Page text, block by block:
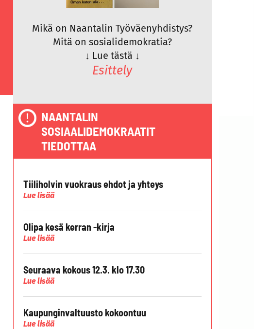
Mikä on Naantalin Työväenyhdistys?
Mitä on sosialidemokratia?
↓ Lue tästä ↓
Esittely
NAANTALIN
SOSIAALIDEMOKRAATIT
TIEDOTTAA
Tiiliholvin vuokraus ehdot ja yhteys
Lue lisää
Olipa kesä kerran -kirja
Lue lisää
Seuraava kokous 12.3. klo 17.30
Lue lisää
Kaupunginvaltuusto kokoontuu
Lue lisää